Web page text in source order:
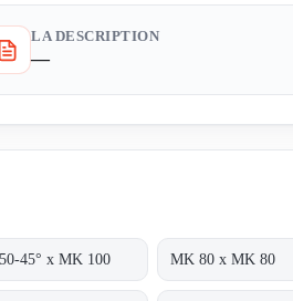
LA DESCRIPTION
—
45° x MK 100 MK 80 x MK 80